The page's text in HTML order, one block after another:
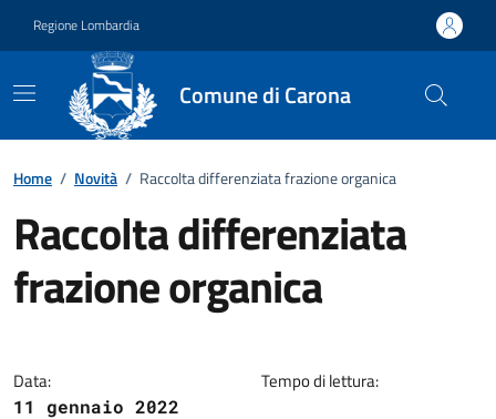
Regione Lombardia
Comune di Carona
Home / Novità / Raccolta differenziata frazione organica
Raccolta differenziata
frazione organica
Data:
11 gennaio 2022
Tempo di lettura: